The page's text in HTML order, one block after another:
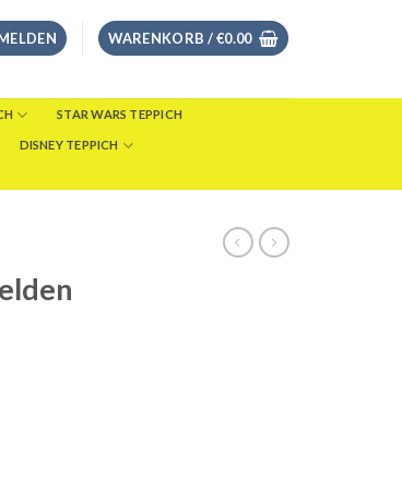
WARENKORB /€0.00
STAR WARS TEPPICH
DISNEY TEPPICH